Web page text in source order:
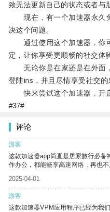
致无法更新自己的状态或者与
现在，有一个加速器永久
决这个问题。
通过使用这个加速器，你
定，让你享受更顺畅的社交体
无论你是在家还是在外面
登陆ins，并且尽情享受社交的
快来尝试这个加速器，开启
#37#
评论
游客
这款加速器app简直是居家旅行必
作办公，都能畅享高速网络，再也不
2025-04-01
游客
这款加速器VPM应用程序已经为我